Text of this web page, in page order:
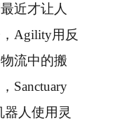
近才让人
Agility用反
流中的搬
Sanctuary
人使用灵